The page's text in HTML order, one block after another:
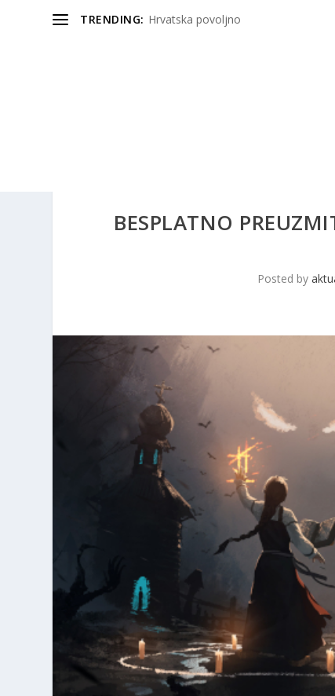
TRENDING: Hrvatska povoljno
BESPLATNO
Posted by